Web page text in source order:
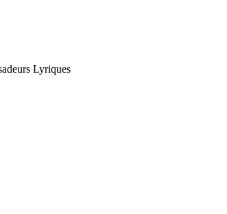
Lyriques